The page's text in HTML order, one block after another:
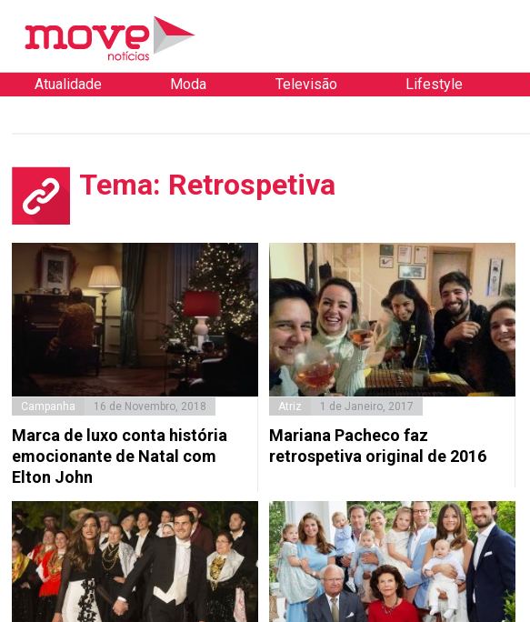
Atualidade Moda Televisão Lifestyle
Tema: Retrospetiva
Campanha 16 de Novembro, 2018
Marca de luxo conta história
emocionante de Natal com
Elton John
Atriz 1 de Janeiro, 2017
Mariana Pacheco faz
retrospetiva original de 2016